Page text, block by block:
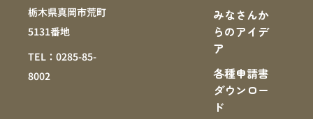
栃木県真岡市荒町
5131番地
TEL：0285-85-
8002
みなさんか
らのアイデ
ア
各種申請書
ダウンロー
ド